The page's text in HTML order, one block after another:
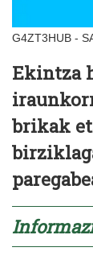
G4ZT3HUB -
Ekintza
brikak